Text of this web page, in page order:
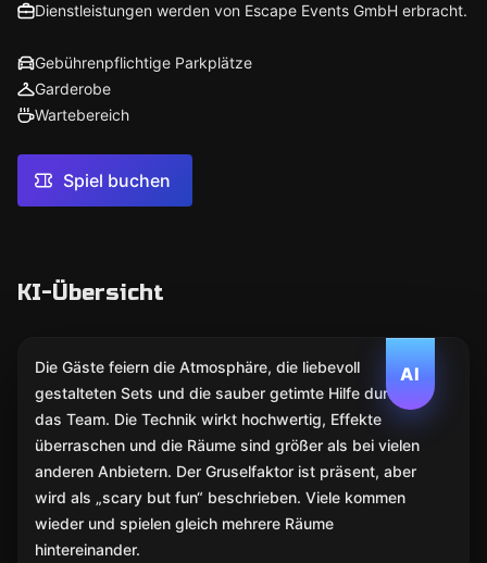
Dienstleistungen werden von Escape Events GmbH erbracht.
Gebührenpflichtige Parkplätze
Garderobe
Wartebereich
Spiel buchen
KI-Übersicht
AI
Die Gäste feiern die Atmosphäre, die liebevoll
gestalteten Sets und die sauber getimte Hilfe durch
das Team. Die Technik wirkt hochwertig, Effekte
überraschen und die Räume sind größer als bei vielen
anderen Anbietern. Der Gruselfaktor ist präsent, aber
wird als „scary but fun“ beschrieben. Viele kommen
wieder und spielen gleich mehrere Räume
hintereinander.